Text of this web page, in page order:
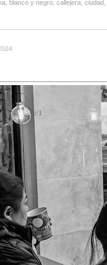
, blanco y negro, callejera, ciudad,